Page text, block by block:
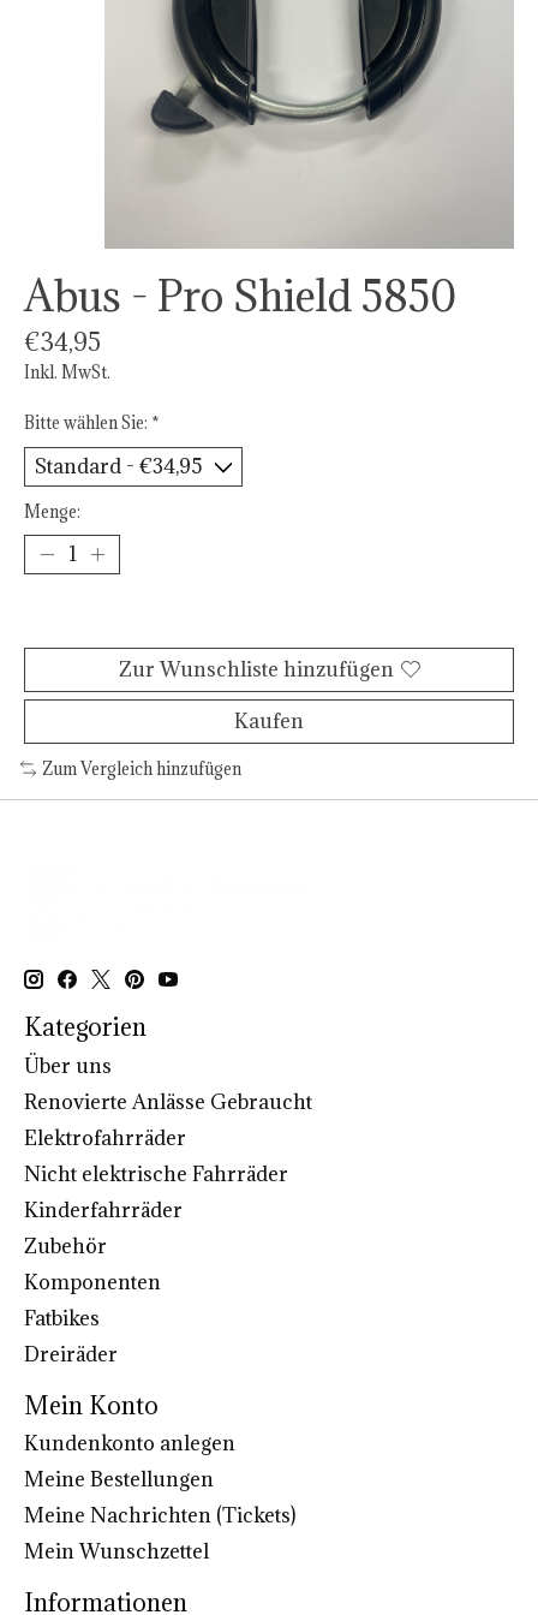
Abus - Pro Shield 5850
€34,95
Inkl. MwSt.
Bitte wählen Sie: *
Menge:
Zur Wunschliste hinzufügen
Kaufen
Zum Vergleich hinzufügen
Kategorien
Über uns
Renovierte Anlässe Gebraucht
Elektrofahrräder
Nicht elektrische Fahrräder
Kinderfahrräder
Zubehör
Komponenten
Fatbikes
Dreiräder
Mein Konto
Kundenkonto anlegen
Meine Bestellungen
Meine Nachrichten (Tickets)
Mein Wunschzettel
Informationen